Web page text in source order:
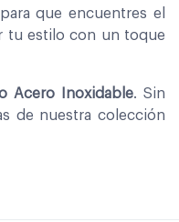
que encuentres el
tu estilo con un toque
Acero Inoxidable. Sin
de nuestra colección